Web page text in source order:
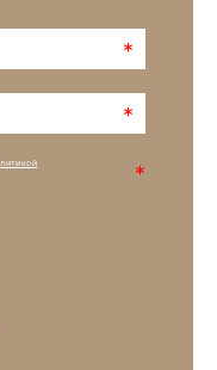
*
*
*